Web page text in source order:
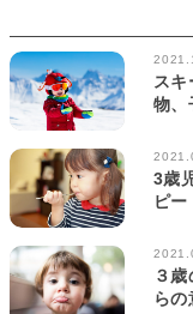
ス
物、
3歳
ピー
３
らの